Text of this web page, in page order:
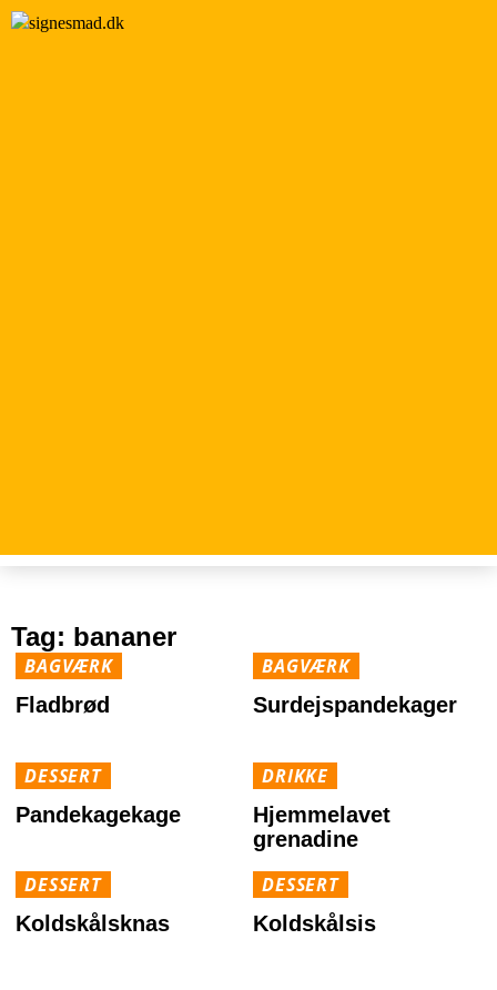
Tag: bananer
BAGVÆRK
Fladbrød
BAGVÆRK
Surdejspandekager
DESSERT
Pandekagekage
DRIKKE
Hjemmelavet
grenadine
DESSERT
Koldskålsknas
DESSERT
Koldskålsis